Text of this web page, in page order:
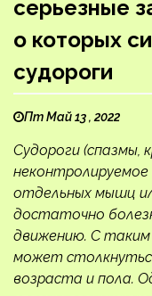
серьезные
о которых
судороги
Пт Май 13 , 2022
Судороги (спазмы,
отдельных мышц
достаточно
движению. С
может
возраста и пола.